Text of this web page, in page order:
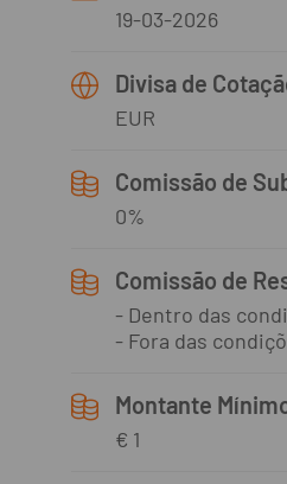
19-03-2026
Divisa de
EUR
Comissão de
0%
Comissão de
- Dentro das
- Fora das
Montante
€ 1